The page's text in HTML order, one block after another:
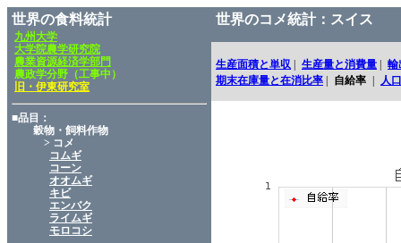
世界の食料統計
九州大学
大学院農学研究院
農業資源経済学部門
農政学分野（工事中）
旧・伊東研究室
■品目：
穀物・飼料作物
> コメ
コムギ
コーン
オオムギ
キビ
エンバク
ライムギ
モロコシ
世界のコメ統計：スイス
生産面積と単収 生産量と消費量
輸
期末在庫量と在消比率
自給率 人口